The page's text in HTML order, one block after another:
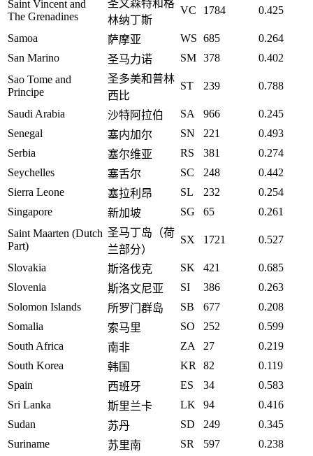
Saint Vincent and
The Grenadines
圣文森特和格
林纳丁斯
VC 1784 0.425
Samoa 萨摩亚 WS 685
0.264
San Marino
圣马力诺 SM 378
0.402
Sao Tome and
Principe
圣多美和普林
西比
ST 239 0.788
Saudi Arabia 沙特阿拉伯 SA 966
0.245
Senegal
塞内加尔 SN 221
0.493
Serbia
塞尔维亚 RS 381
0.274
Seychelles
塞舌尔 SC 248
0.442
Sierra Leone
塞拉利昂 SL 232
0.254
Singapore
新加坡 SG 65
0.261
Saint Maarten (Dutch
Part)
圣马丁岛（荷
兰部分）
SX 1721 0.527
Slovakia 斯洛伐克 SK 421
0.685
Slovenia
斯洛文尼亚 SI 386
0.263
Solomon Islands
所罗门群岛 SB 677
0.208
Somalia
索马里 SO 252
0.599
South Africa
南非 ZA 27
0.219
South Korea
韩国 KR 82
0.119
Spain
西班牙 ES 34
0.583
Sri Lanka
斯里兰卡 LK 94
0.416
Sudan
苏丹 SD 249
0.345
Suriname
苏里南 SR 597
0.238